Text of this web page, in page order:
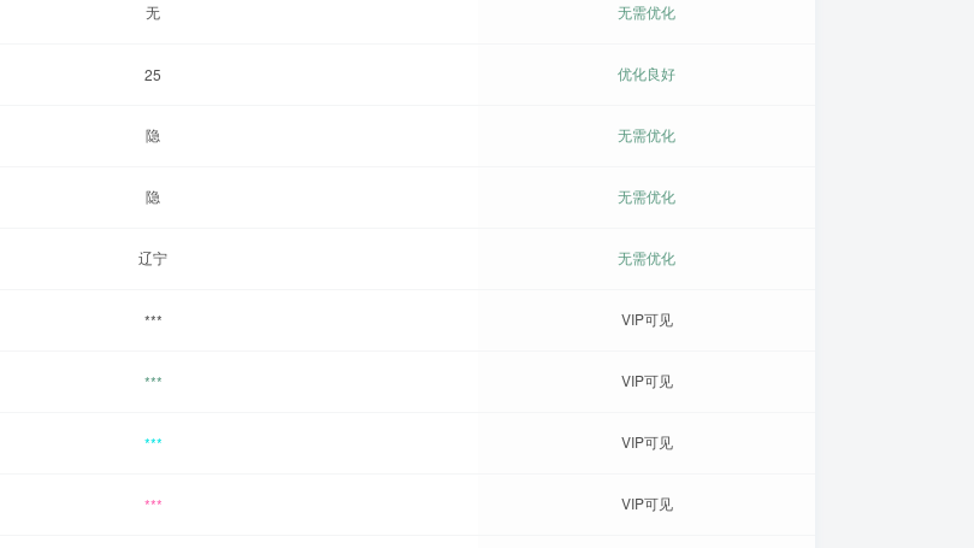
无 无需优化
25 优化良好
隐 无需优化
隐 无需优化
辽宁 无需优化
*** VIP可见
*** VIP可见
*** VIP可见
*** VIP可见